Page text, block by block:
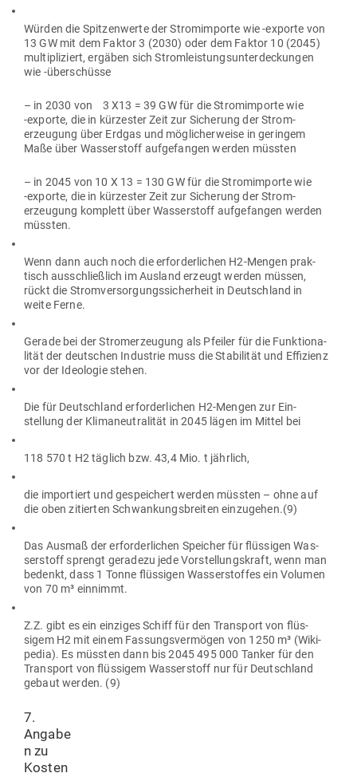
Würden die Spit­zen­werte der Strom­im­porte wie ‑exporte von
13 GW mit dem Faktor 3 (2030) oder dem Faktor 10 (2045)
mul­ti­pli­ziert, ergäben sich Strom­leis­tungs­un­ter­de­ckungen
wie ‑über­schüsse
– in 2030 von 3 X13 = 39 GW für die Strom­im­porte wie
‑exporte, die in kür­zester Zeit zur Sicherung der Strom­
erzeugung über Erdgas und mög­li­cher­weise in geringem
Maße über Was­ser­stoff auf­ge­fangen werden müssten
– in 2045 von 10 X 13 = 130 GW für die Strom­im­porte wie
‑exporte, die in kür­zester Zeit zur Sicherung der Strom­
erzeugung kom­plett über Was­ser­stoff auf­ge­fangen werden
müssten.
Wenn dann auch noch die erfor­der­lichen H2-Mengen prak­
tisch aus­schließlich im Ausland erzeugt werden müssen,
rückt die Strom­ver­sor­gungs­si­cherheit in Deutschland in
weite Ferne.
Gerade bei der Strom­erzeugung als Pfeiler für die Funk­tio­na­
lität der deut­schen Industrie muss die Sta­bi­lität und Effi­zienz
vor der Ideo­logie stehen.
Die für Deutschland erfor­der­lichen H2-Mengen zur Ein­
stellung der Kli­ma­neu­tra­lität in 2045 lägen im Mittel bei
118 570 t H2 täglich bzw. 43,4 Mio. t jährlich,
die impor­tiert und gespei­chert werden müssten – ohne auf
die oben zitierten Schwan­kungs­breiten einzugehen.(9)
Das Ausmaß der erfor­der­lichen Speicher für flüs­sigen Was­
ser­stoff sprengt geradezu jede Vor­stel­lungs­kraft, wenn man
bedenkt, dass 1 Tonne flüs­sigen Was­ser­stoffes ein Volumen
von 70 m³ einnimmt.
Z.Z. gibt es ein ein­ziges Schiff für den Transport von flüs­
sigem H2 mit einem Fas­sungs­ver­mögen von 1250 m³ (Wiki­
pedia). Es müssten dann bis 2045 495 000 Tanker für den
Transport von flüs­sigem Was­ser­stoff nur für Deutschland
gebaut werden. (9)
7.
Angabe
n zu
Kosten